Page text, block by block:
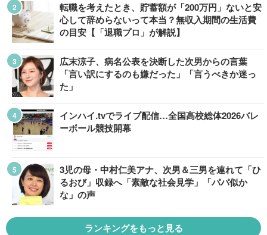
転職を考えたとき、貯蓄額が「200万円」ないと安
心して辞めらないって本当？無収入期間の生活費
の目安【「退職プロ」が解説】
広末涼子、病名公表を決断した次男からの言葉
「言い訳にするのも嫌だった」「言うべきか迷っ
た」
インハイ.tvでライブ配信…全国高校総体2026バレ
ーボール競技開幕
3児の母・中村仁美アナ、次男＆三男を連れて「ひ
るおび」収録へ「素敵な社会見学」「パパ似か
な」の声
ランキングをもっと見る